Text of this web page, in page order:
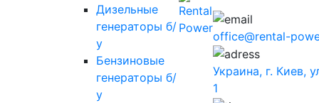
Дизельные
генераторы б/
у
Бензиновые
генераторы б/
у
office@rental-
Украина, г. Киев,
1